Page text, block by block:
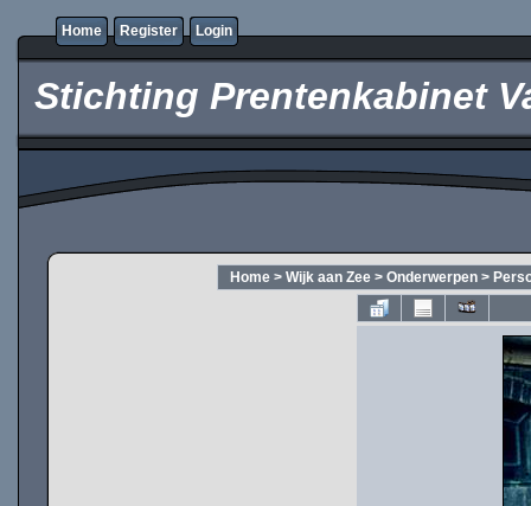
Home Register Login
Stichting Prentenkabinet
Home > Wijk aan Zee > Onderwerpen >